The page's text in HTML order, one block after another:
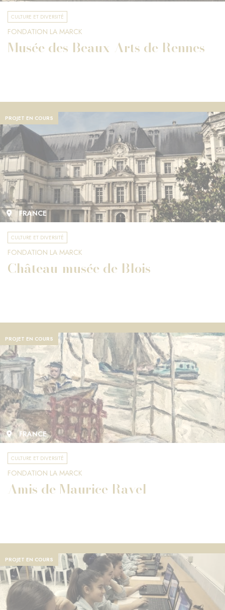
CULTURE ET DIVERSITÉ
FONDATION LA MARCK
Musée des Beaux-Arts de Rennes
PROJET EN COURS
FRANCE
CULTURE ET DIVERSITÉ
FONDATION LA MARCK
Château-musée de Blois
PROJET EN COURS
FRANCE
CULTURE ET DIVERSITÉ
FONDATION LA MARCK
Amis de Maurice Ravel
PROJET EN COURS